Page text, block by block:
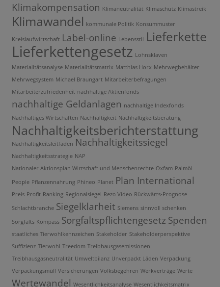
Klimakompensation Klimaneutralität Klimaschutz Klimastreik
Klimawandel kommunale Politik Konsummuster
Kreislaufwirtschaft Label-online Lebensstil Lieferkette
Lieferkettengesetz Lohnsklaven
Materialitätsanalyse Materialitätsmatrix Matthias Horx Mehrwegbehälter
Mehrwegsystem Michael Braungart Mitarbeiterbefragungen
Mitarbeiterzufriedenheit nachhaltige Aktienfonds
nachhaltige Geldanlagen nachhaltige Indexfonds
Nachhaltiges Wirtschaften Nachhaltigkeit Nachhaltigkeitsberatung
Nachhaltigkeitsberichterstattung
Nachhaltigkeitsleitfaden Nachhaltigkeitssiegel
Nachhaltigkeitsstrategie NAP
Nationaler Aktionsplan Wirtschaft und Menschenrechte Oxfam Palmöl
People Pflanzennahrung Phineo Planet Plan International
Preis Profit Ranking Regionalsiegel Rezo Video Rückwärts-Prognose
Schlachtbranche Siegelklarheit Siemens sinnvoll schenken
Sorgfalts-Kompass Sorgfaltspflichtengesetz Spenden
staatliches Tierwohlkennzeichen Stakeholder Stakeholderperspektive
Suffizienz Tierwohl Treedom Treibhausgasemissionen
Treibhausgasneutralität Umweltbilanz Unverpackt Läden Verpackung
Verpackungsmüll Versicherungen Volksbegehren Werkverträge Werte
Wertewandel Wesentlichkeitsanalyse Wesentlichkeitsmatrix